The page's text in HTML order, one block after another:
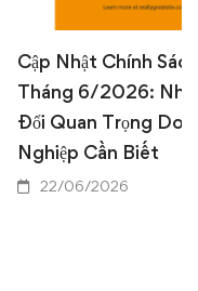
Cập Nhật Chính
Tháng 6/2026:
Đổi Quan Trọng
Nghiệp Cần Biết
22/06/2026